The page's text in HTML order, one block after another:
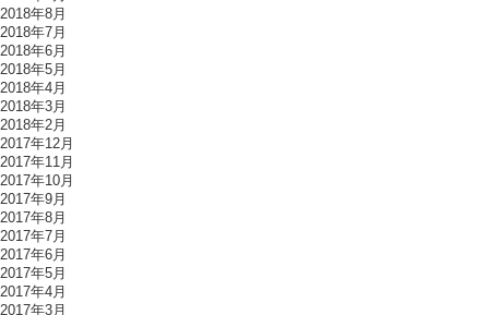
2018年8月
2018年7月
2018年6月
2018年5月
2018年4月
2018年3月
2018年2月
2017年12月
2017年11月
2017年10月
2017年9月
2017年8月
2017年7月
2017年6月
2017年5月
2017年4月
2017年3月